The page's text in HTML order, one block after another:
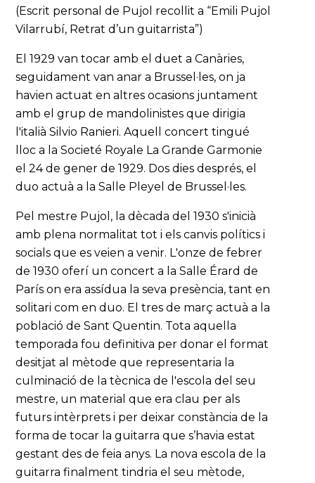
(Escrit personal de Pujol recollit a “Emili Pujol
Vilarrubí, Retrat d’un guitarrista”)
El 1929 van tocar amb el duet a Canàries,
seguidament van anar a Brussel·les, on ja
havien actuat en altres ocasions juntament
amb el grup de mandolinistes que dirigia
l'italià Silvio Ranieri. Aquell concert tingué
lloc a la Societé Royale La Grande Garmonie
el 24 de gener de 1929. Dos dies després, el
duo actuà a la Salle Pleyel de Brussel·les.
Pel mestre Pujol, la dècada del 1930 s'inicià
amb plena normalitat tot i els canvis polítics i
socials que es veien a venir. L'onze de febrer
de 1930 oferí un concert a la Salle Érard de
París on era assídua la seva presència, tant en
solitari com en duo. El tres de març actuà a la
població de Sant Quentin. Tota aquella
temporada fou definitiva per donar el format
desitjat al mètode que representaria la
culminació de la tècnica de l'escola del seu
mestre, un material que era clau per als
futurs intèrprets i per deixar constància de la
forma de tocar la guitarra que s’havia estat
gestant des de feia anys. La nova escola de la
guitarra finalment tindria el seu mètode,